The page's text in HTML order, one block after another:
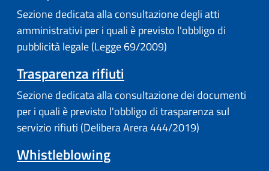
Sezione dedicata alla consultazione degli atti
amministrativi per i quali è previsto l'obbligo di
pubblicità legale (Legge 69/2009)
Trasparenza rifiuti
Sezione dedicata alla consultazione dei documenti
per i quali è previsto l'obbligo di trasparenza sul
servizio rifiuti (Delibera Arera 444/2019)
Whistleblowing